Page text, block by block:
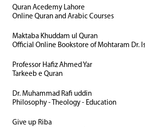
Quran Acedemy Lahore
Online Quran and Arabic Courses
Maktaba Khuddam ul Quran
Official Online Bookstore of Mohtaram Dr.
Professor Hafiz Ahmed Yar
Tarkeeb e Quran
Dr. Muhammad Rafi uddin
Philosophy - Theology - Education
Give up Riba